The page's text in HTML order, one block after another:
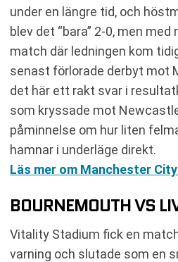
under en längre tid, och
blev det “bara” 2-0, men
match där ledningen kom
senast förlorade derbyt mot
det här ett rakt svar i
som kryssade mot
påminnelse om hur liten
hamnar i underläge direkt.
Läs mer om Manchester
BOURNEMOUTH VS
Vitality Stadium fick en
varning och slutade som en